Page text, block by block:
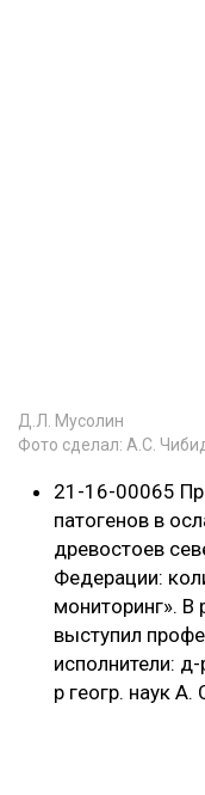
Д.Л. Мусолин
Фото сделал: А.С.
21-16-00065
патогенов в
древостоев
Федерации:
мониторинг». В
выступил
исполнители:
р геогр. наук А.